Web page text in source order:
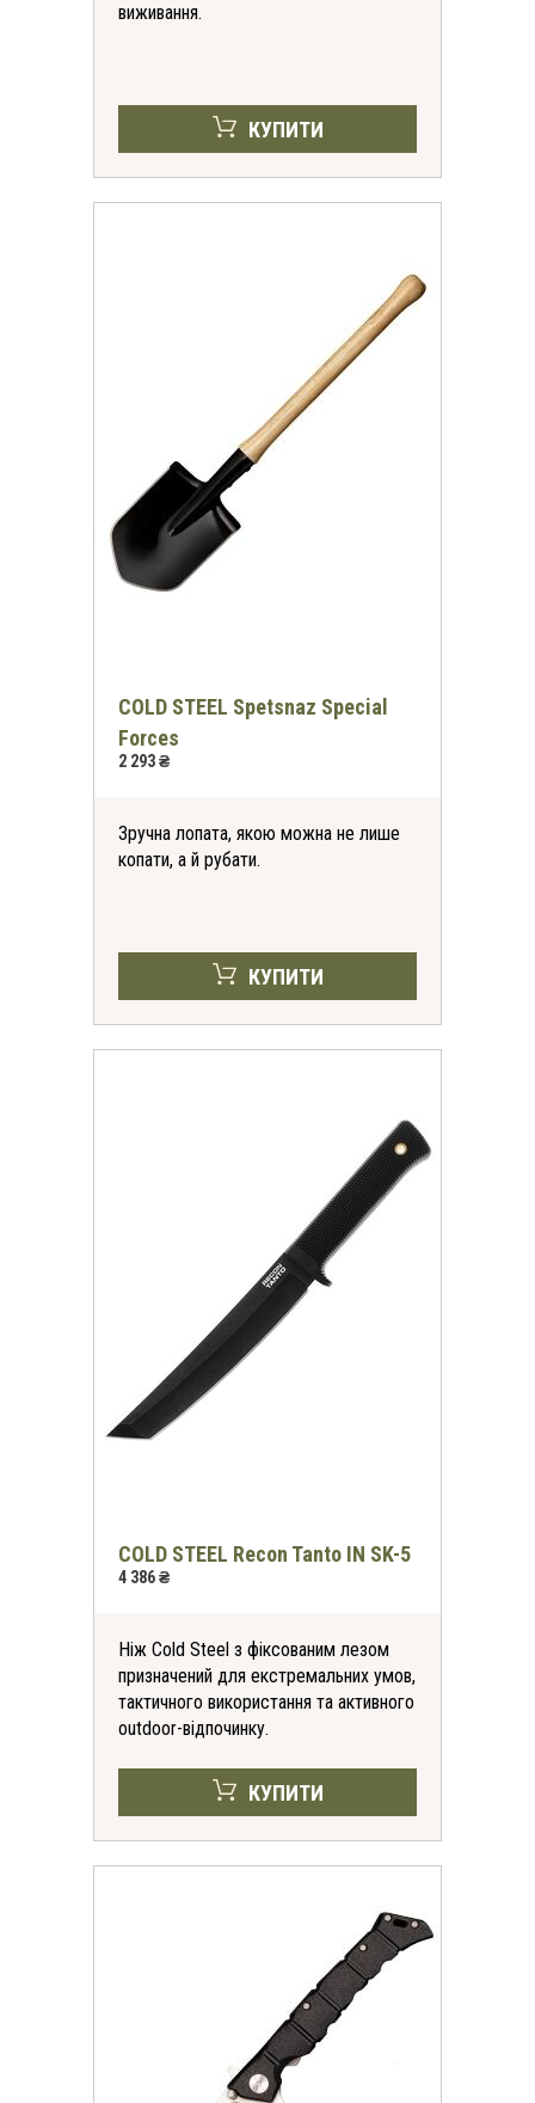
виживання.
КУПИТИ
COLD STEEL Spetsnaz Special
Forces
2 293 ₴
Зручна лопата, якою можна не лише
копати, а й рубати.
КУПИТИ
COLD STEEL Recon Tanto IN SK-5
4 386 ₴
Ніж Cold Steel з фіксованим лезом
призначений для екстремальних умов,
тактичного використання та активного
outdoor-відпочинку.
КУПИТИ